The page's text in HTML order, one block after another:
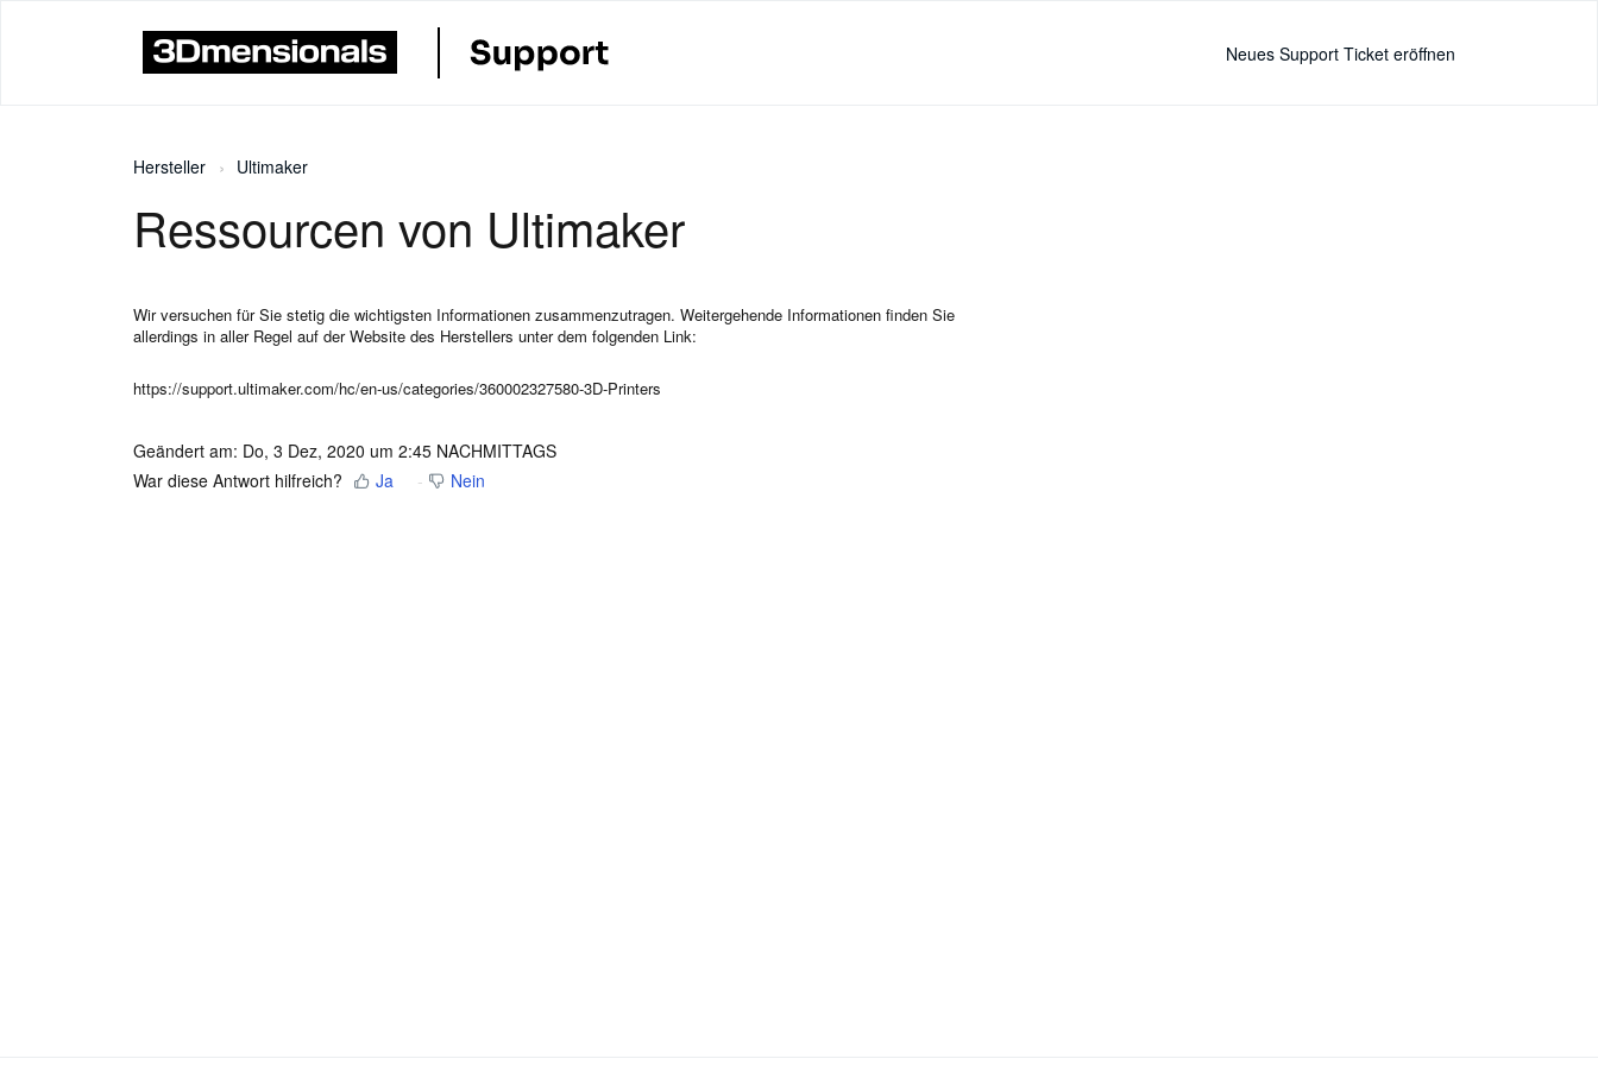
Neues Support Ticket eröffnen
Hersteller Ultimaker
Ressourcen von Ultimaker
Wir versuchen für Sie stetig die wichtigsten Informationen zusammenzutragen. Weitergehende Informationen finden Sie
allerdings in aller Regel auf der Website des Herstellers unter dem folgenden Link:
https://support.ultimaker.com/hc/en-us/categories/360002327580-3D-Printers
Geändert am: Do, 3 Dez, 2020 um 2:45 NACHMITTAGS
War diese Antwort hilfreich?
Ja Nein